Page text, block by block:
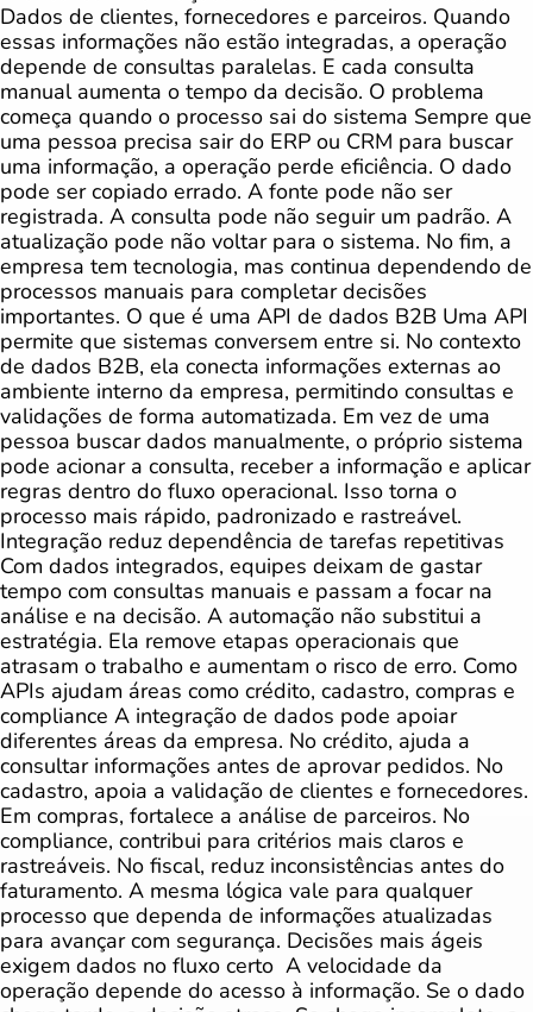
Dados de clientes, fornecedores e parceiros. Quando
essas informações não estão integradas, a operação
depende de consultas paralelas. E cada consulta
manual aumenta o tempo da decisão. O problema
começa quando o processo sai do sistema Sempre que
uma pessoa precisa sair do ERP ou CRM para buscar
uma informação, a operação perde eficiência. O dado
pode ser copiado errado. A fonte pode não ser
registrada. A consulta pode não seguir um padrão. A
atualização pode não voltar para o sistema. No fim, a
empresa tem tecnologia, mas continua dependendo de
processos manuais para completar decisões
importantes. O que é uma API de dados B2B Uma API
permite que sistemas conversem entre si. No contexto
de dados B2B, ela conecta informações externas ao
ambiente interno da empresa, permitindo consultas e
validações de forma automatizada. Em vez de uma
pessoa buscar dados manualmente, o próprio sistema
pode acionar a consulta, receber a informação e aplicar
regras dentro do fluxo operacional. Isso torna o
processo mais rápido, padronizado e rastreável.
Integração reduz dependência de tarefas repetitivas
Com dados integrados, equipes deixam de gastar
tempo com consultas manuais e passam a focar na
análise e na decisão. A automação não substitui a
estratégia. Ela remove etapas operacionais que
atrasam o trabalho e aumentam o risco de erro. Como
APIs ajudam áreas como crédito, cadastro, compras e
compliance A integração de dados pode apoiar
diferentes áreas da empresa. No crédito, ajuda a
consultar informações antes de aprovar pedidos. No
cadastro, apoia a validação de clientes e fornecedores.
Em compras, fortalece a análise de parceiros. No
compliance, contribui para critérios mais claros e
rastreáveis. No fiscal, reduz inconsistências antes do
faturamento. A mesma lógica vale para qualquer
processo que dependa de informações atualizadas
para avançar com segurança. Decisões mais ágeis
exigem dados no fluxo certo A velocidade da
operação depende do acesso à informação. Se o dado